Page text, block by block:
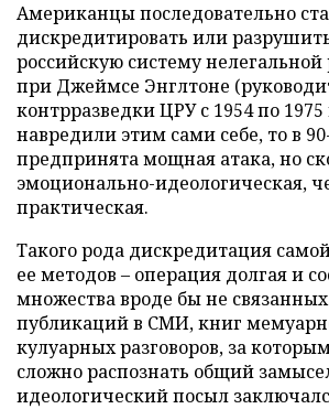
Американцы последовательно
дискредитировать или
российскую систему нелегальной
при Джеймсе Энглтоне
контрразведки ЦРУ с 1954 по
навредили этим сами себе, то в
предпринята мощная атака, но
эмоционально-идеологическая,
практическая.
Такого рода дискредитация
ее методов – операция долгая и
множества вроде бы не
публикаций в СМИ, книг
кулуарных разговоров, за
сложно распознать общий
идеологический посыл